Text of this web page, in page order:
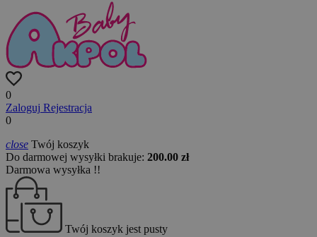
0
Zaloguj Rejestracja
0
close Twój koszyk
Do darmowej wysyłki brakuje: 200.00 zł
Darmowa wysyłka !!
Twój koszyk jest pusty